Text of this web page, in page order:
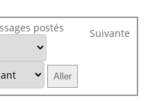
Suivante
postés